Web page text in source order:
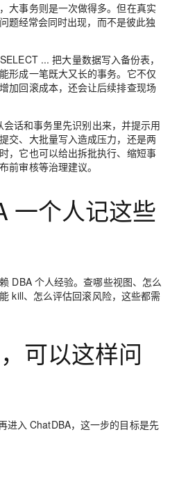
大事务则是一次做得多。但在真实
题经常会同时出现，而不是彼此独
... 把大量数据写入备份表，
形成一笔既大又长的事务。它不仅
加回滚成本，还会让后续排查现场
话和事务里先识别出来，并提示用
交、大批量写入造成压力，还是两
，它也可以给出拆批执行、缩短事
前审核等治理建议。
一个人记这些
DBA 个人经验。查哪些视图、怎么
kill、怎么评估回滚风险，这些都需
可以这样问
进入 ChatDBA，这一步的目标是先